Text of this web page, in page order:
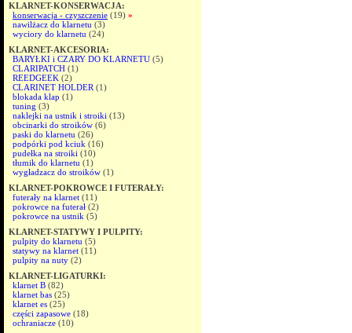
KLARNET-KONSERWACJA:
konserwacja - czyszczenie (19) »
nawilżacz do klarnetu (3)
wyciory do klarnetu (24)
KLARNET-AKCESORIA:
BARYŁKI i CZARY DO KLARNETU (5)
CLARIPATCH (1)
REEDGEEK (2)
CLARINET HOLDER (1)
blokada klap (1)
tuning (3)
naklejki na ustnik i stroiki (13)
obcinarki do stroików (6)
paski do klarnetu (26)
podpórki pod kciuk (16)
pudełka na stroiki (10)
tłumik do klarnetu (1)
wygładzacz do stroików (1)
KLARNET-POKROWCE I FUTERAŁY:
futerały na klarnet (11)
pokrowce na futerał (2)
pokrowce na ustnik (5)
KLARNET-STATYWY I PULPITY:
pulpity do klarnetu (5)
statywy na klarnet (11)
pulpity na nuty (2)
KLARNET-LIGATURKI:
klarnet B (82)
klarnet bas (25)
klarnet es (25)
części zapasowe (18)
ochraniacze (10)